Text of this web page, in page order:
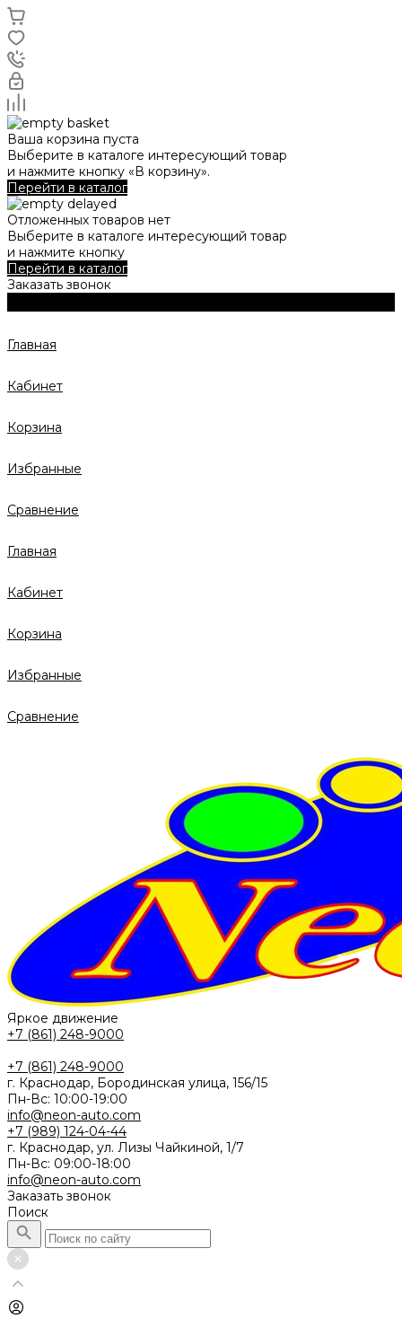
Ваша корзина пуста
Выберите в каталоге интересующий товар
и нажмите кнопку «В корзину».
Перейти в каталог
Отложенных товаров нет
Выберите в каталоге интересующий товар
и нажмите кнопку
Перейти в каталог
Заказать звонок
Главная
Кабинет
Корзина
Избранные
Сравнение
Главная
Кабинет
Корзина
Избранные
Сравнение
Яркое движение
+7 (861) 248-9000
+7 (861) 248-9000
г. Краснодар, Бородинская улица, 156/15
Пн-Вс: 10:00-19:00
info@neon-auto.com
+7 (989) 124-04-44
г. Краснодар, ул. Лизы Чайкиной, 1/7
Пн-Вс: 09:00-18:00
info@neon-auto.com
Заказать звонок
Поиск